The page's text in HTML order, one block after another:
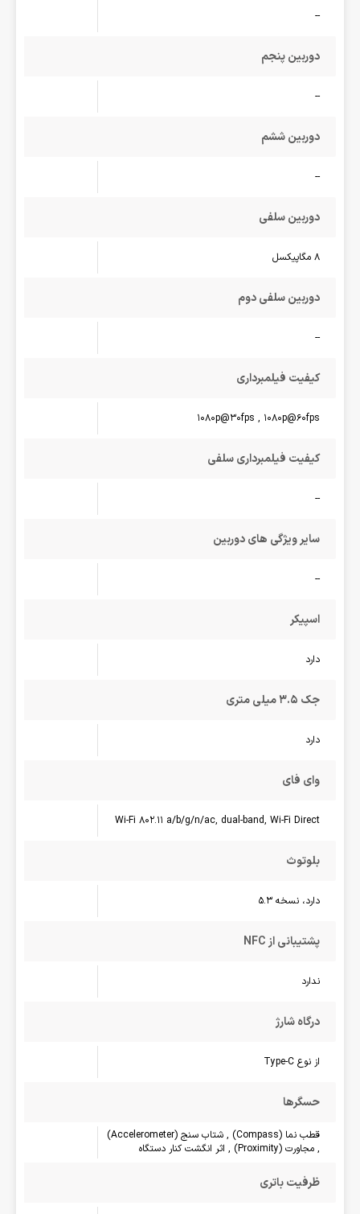
--
دوربین پنجم
--
دوربین ششم
--
دوربین سلفی
8 مگاپیکسل
دوربین سلفی دوم
--
کیفیت فیلمبرداری
1080p@30fps , 1080p@60fps
کیفیت فیلمبرداری سلفی
--
سایر ویژگی های دوربین
--
اسپیکر
دارد
جک 3.5 میلی متری
دارد
وای فای
Wi-Fi 802.11 a/b/g/n/ac, dual-band, Wi-Fi Direct
بلوتوث
دارد، نسخه 5.3
پشتیبانی از NFC
ندارد
درگاه شارژ
از نوع Type-C
حسگرها
قطب نما (Compass) , شتاب سنج (Accelerometer)
, مجاورت (Proximity) , اثر انگشت کنار دستگاه
ظرفیت باتری